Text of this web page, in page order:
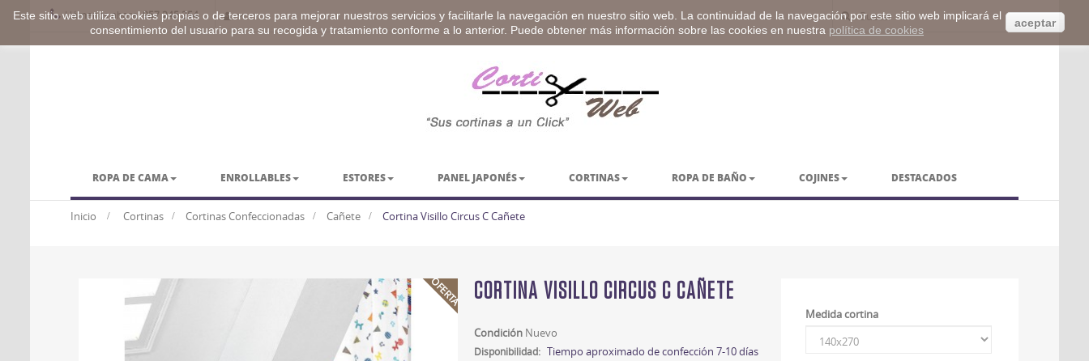
Llámenos ahora:957 245 254
ROPA DE CAMA ENROLLABLES ESTORES PANEL JAPONÉS CORTINAS ROPA DE BAÑO COJINES DESTACADOS
BARRAS Y ACCESORIOS VESTUARIO
Inicio > Cortinas > Cortinas Confeccionadas > Cañete > Cortina Visillo Circus C Cañete
OFERTA CORTINA VISILLO CIRCUS C CAÑETE
Condición Nuevo
Disponibilidad: Tiempo aproximado de confección 7-10 días
Medida cortina
Este sitio web utiliza cookies propias o de terceros para mejorar nuestros servicios y facilitarle la navegación en nuestro sitio web. La continuidad de la navegación por este sitio web implicará el
consentimiento del usuario para su recogida y tratamiento conforme a lo anterior. Puede obtener más información sobre las cookies en nuestra política de cookies
aceptar